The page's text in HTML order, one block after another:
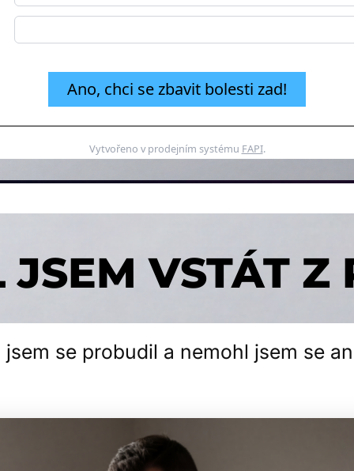
Ano, chci se zbavit bolesti zad!
Vytvořeno v prodejním systému FAPI.
VSTÁT Z
jsem se probudil a nemohl jsem se